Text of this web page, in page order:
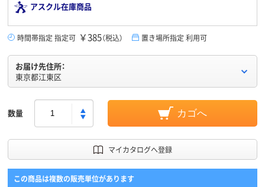
アスクル在庫商品
時間帯指定 指定可 ￥385（税込） 置き場所指定 利用可
お届け先住所：
東京都江東区
数量 カゴへ
マイカタログへ登録
この商品は複数の販売単位があります